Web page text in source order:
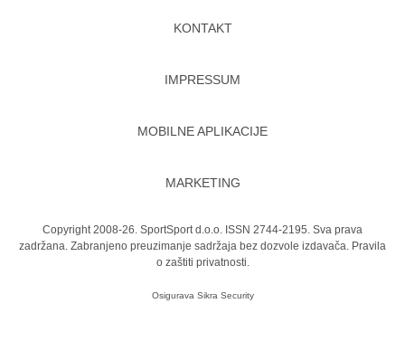
KONTAKT
IMPRESSUM
MOBILNE APLIKACIJE
MARKETING
Copyright 2008-26. SportSport d.o.o. ISSN 2744-2195. Sva prava
zadržana. Zabranjeno preuzimanje sadržaja bez dozvole izdavača. Pravila
o zaštiti privatnosti.
Osigurava Sikra Security